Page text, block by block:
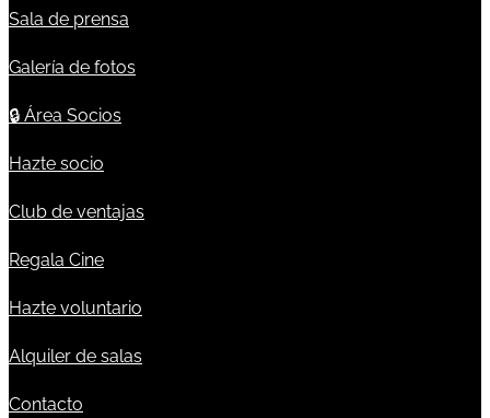
Sala de prensa
Galería de fotos
🔒 Área Socios
Hazte socio
Club de ventajas
Regala Cine
Hazte voluntario
Alquiler de salas
Contacto